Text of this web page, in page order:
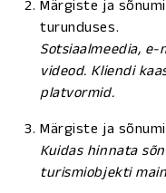
Märgiste ja
turunduses.
Sotsiaalmeedia,
videod. Kliendi
platvormid.
Märgiste ja
Kuidas hinnata
turismiobjekti